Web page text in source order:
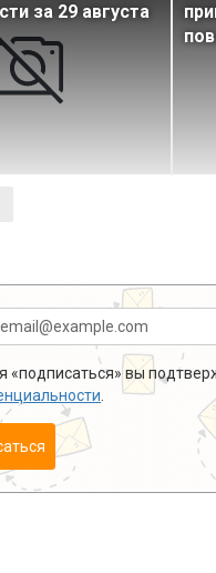
за 29 августа
«подписаться» вы